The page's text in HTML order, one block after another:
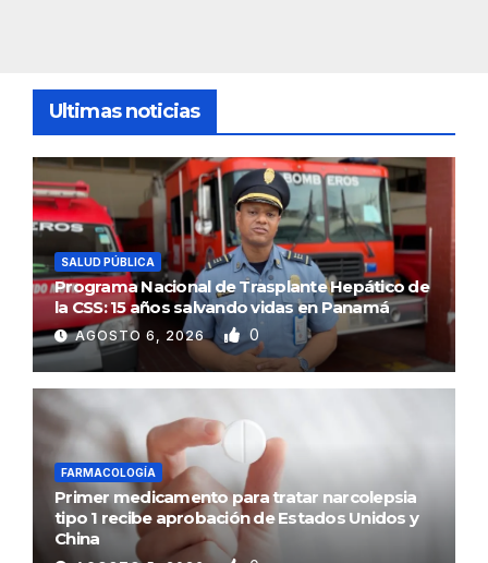
Ultimas noticias
SALUD PÚBLICA
Programa Nacional de Trasplante Hepático de
la CSS: 15 años salvando vidas en Panamá
AGOSTO 6, 2026 0
FARMACOLOGÍA
Primer medicamento para tratar narcolepsia
tipo 1 recibe aprobación de Estados Unidos y
China